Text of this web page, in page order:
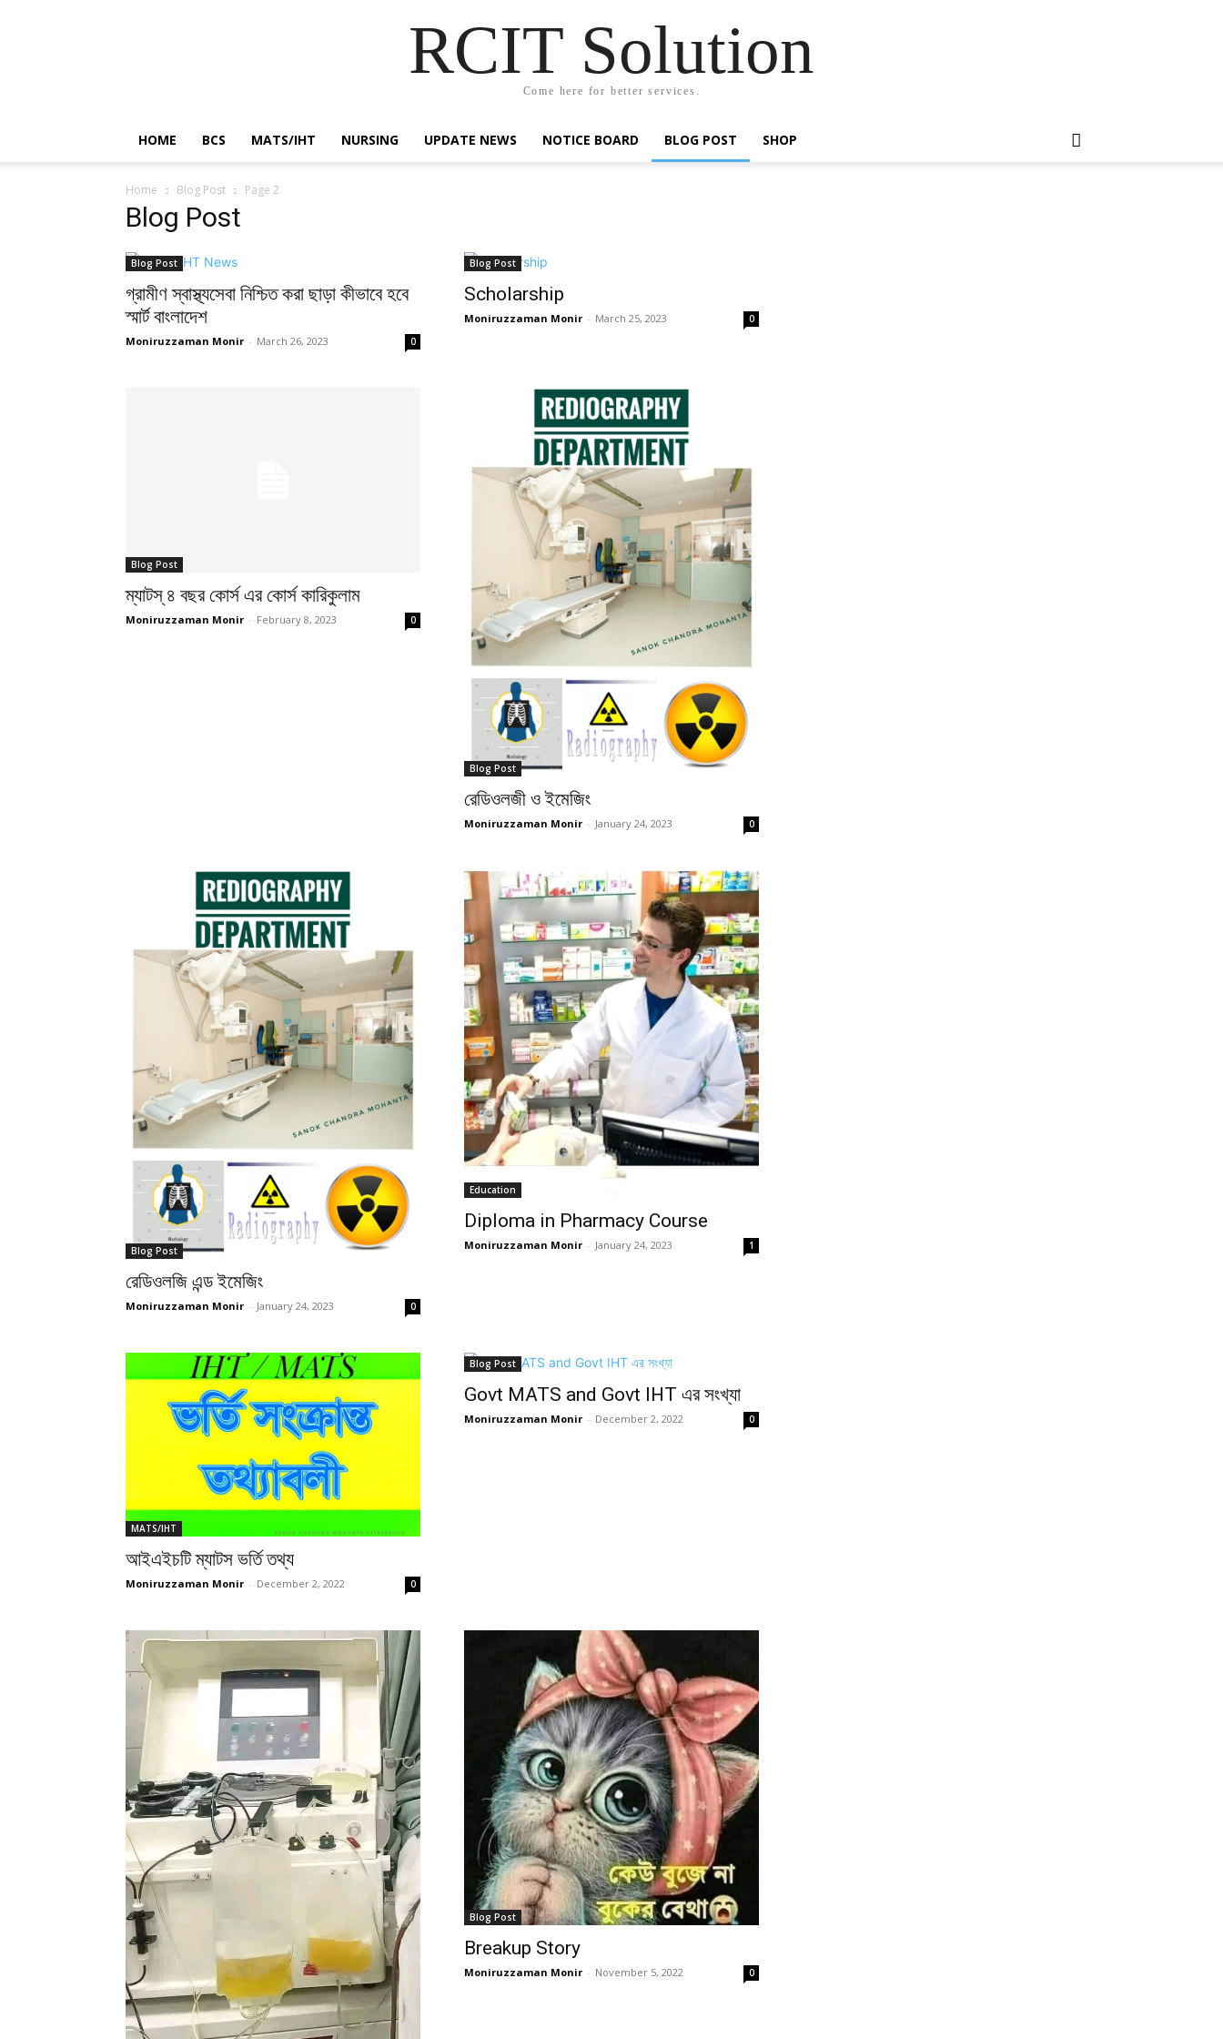
RCIT Solution
Come here for better services.
HOME BCS MATS/IHT NURSING UPDATE NEWS NOTICE BOARD BLOG POST SHOP
Home Blog Post Page 2
Blog Post
Blog Post
গ্রামীণ স্বাস্থ্যসেবা নিশ্চিত করা ছাড়া কীভাবে হবে
স্মার্ট বাংলাদেশ
Moniruzzaman Monir - March 26, 2023 0
Blog Post
Scholarship
Moniruzzaman Monir - March 25, 2023 0
Blog Post
ম্যাটস্‌ ৪ বছর কোর্স এর কোর্স কারিকুলাম
Moniruzzaman Monir - February 8, 2023 0
Blog Post
রেডিওলজী ও ইমেজিং
Moniruzzaman Monir - January 24, 2023 0
Blog Post
রেডিওলজি এন্ড ইমেজিং
Moniruzzaman Monir - January 24, 2023 0
Education
Diploma in Pharmacy Course
Moniruzzaman Monir - January 24, 2023 1
MATS/IHT
আইএইচটি ম্যাটস ভর্তি তথ্য
Moniruzzaman Monir - December 2, 2022 0
Blog Post
Govt MATS and Govt IHT এর সংখ্যা
Moniruzzaman Monir - December 2, 2022 0
Blog Post
Breakup Story
Moniruzzaman Monir - November 5, 2022 0